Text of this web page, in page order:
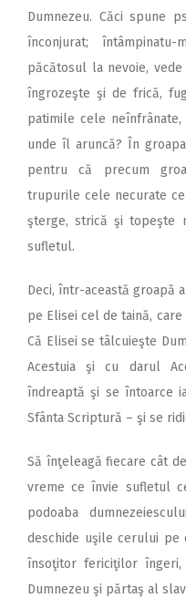
Dumnezeu. Căci spune
înconjurat;
păcătosul la nevoie,
îngrozeşte şi de frică,
patimile cele
unde îl aruncă? În
pentru că precum
trupurile cele necurate
şterge, strică şi topeşte
sufletul.
Deci, într-această groapă
pe Elisei cel de taină,
Că Elisei se tâlcuieşte
Acestuia şi cu darul
îndreaptă şi se întoarce
Sfânta Scriptură – şi se
Să înţeleagă fiecare cât
vreme ce învie sufletul
podoaba
deschide uşile cerului
însoţitor fericiţilor
Dumnezeu şi părtaş al